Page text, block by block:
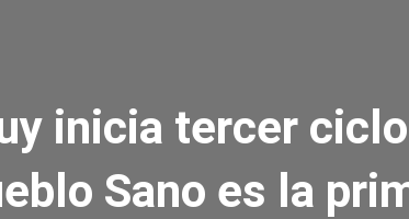
inicia tercer
Sano es la